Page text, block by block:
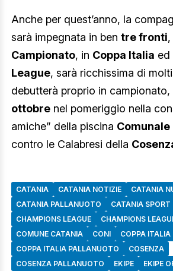
Anche per quest’anno, la
sarà impegnata in ben tre fronti
Campionato, in Coppa Italia ed
League, sarà ricchissima di
debutterà proprio in campionato,
ottobre nel pomeriggio nella
amiche” della piscina Comunale
contro le Calabresi della
CATANIA CATANIA NOTIZIE
CATANIA
CATANIA PALLANUOTO
CATANIA SPORT
CHAMPIONS LEAGUE
CHAMPIONS
COMUNE CATANIA
CONI
COPPA ITALIA
COPPA ITALIA PALLANUOTO
COSENZA
COSENZA PALLANUOTO
EKIPE
EKIPE